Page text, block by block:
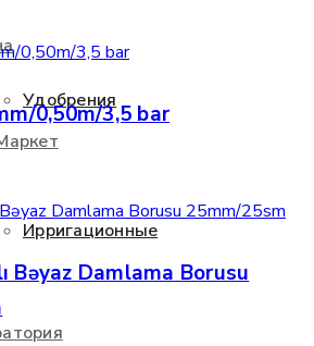
Удобрения
Ирригационные
0,50m/3,5 bar
Bəyaz Damlama Borusu